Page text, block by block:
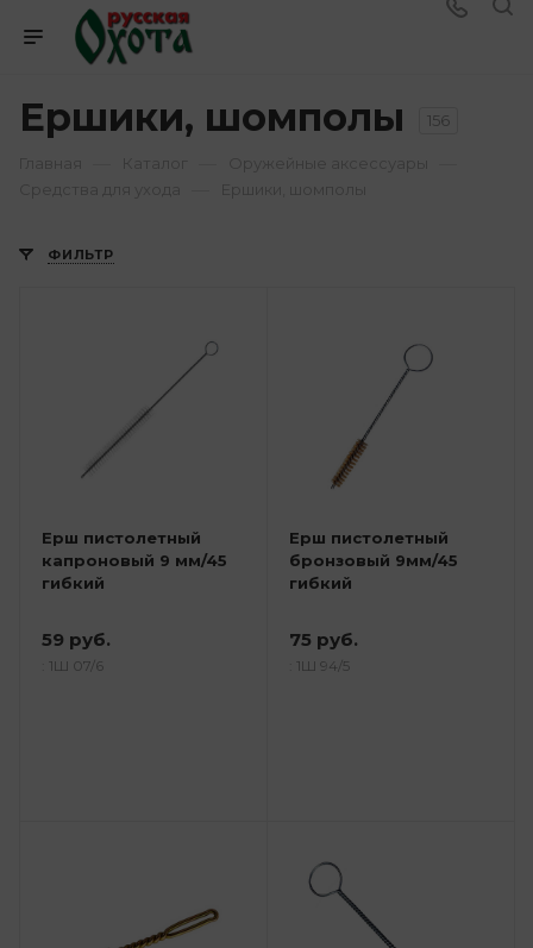
Ершики, шомполы 156
ФИЛЬТР
Ерш пистолетный
капроновый 9 мм/45
гибкий
59 руб.
: 1Ш 07/6
Ерш пистолетный
бронзовый 9мм/45
гибкий
75 руб.
: 1Ш 94/5